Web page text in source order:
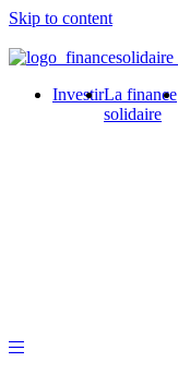
Skip to content
InvestirLa finance
solidaire